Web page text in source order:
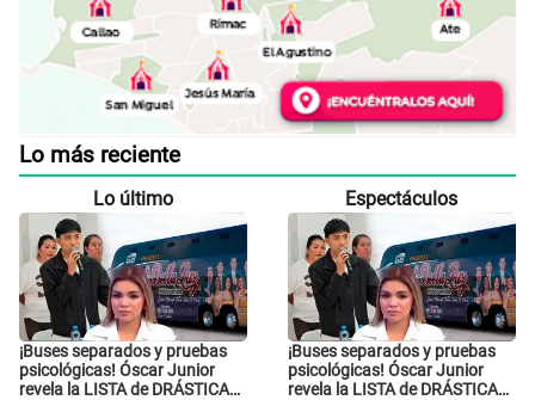
Lo más reciente
Lo último
¡Buses separados y pruebas
psicológicas! Óscar Junior
revela la LISTA de DRÁSTICAS
Espectáculos
¡Buses separados y pruebas
psicológicas! Óscar Junior
revela la LISTA de DRÁSTICAS